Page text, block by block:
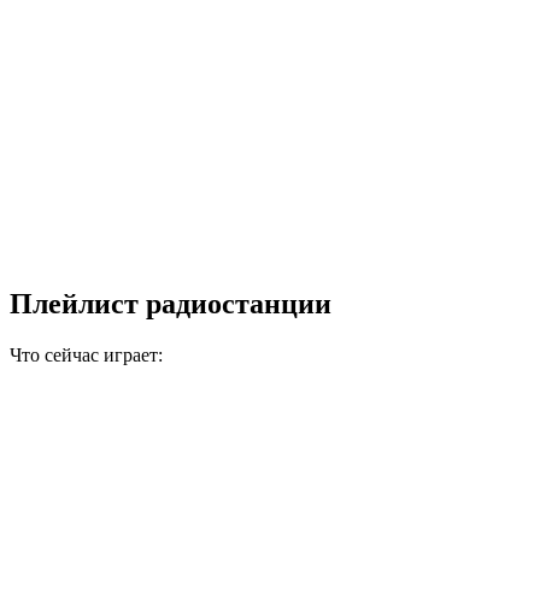
Плейлист радиостанции
Что сейчас играет: